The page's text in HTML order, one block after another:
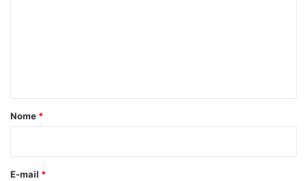
r
*
Nome *
E-mail *